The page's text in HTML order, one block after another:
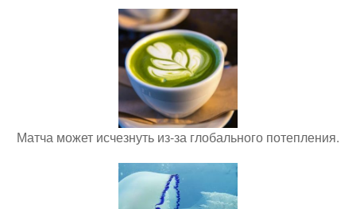
Матча может исчезнуть из-за глобального потепления.